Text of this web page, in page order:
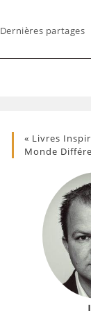
Dernières partages
« Livres
Monde